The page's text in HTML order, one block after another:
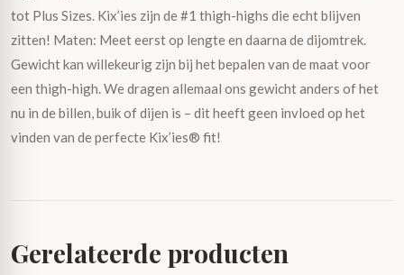
tot Plus Sizes. Kix’ies zijn de #1 thigh-highs die echt blijven
zitten! Maten: Meet eerst op lengte en daarna de dijomtrek.
Gewicht kan willekeurig zijn bij het bepalen van de maat voor
een thigh-high. We dragen allemaal ons gewicht anders of het
nu in de billen, buik of dijen is – dit heeft geen invloed op het
vinden van de perfecte Kix’ies® fit!
Gerelateerde producten